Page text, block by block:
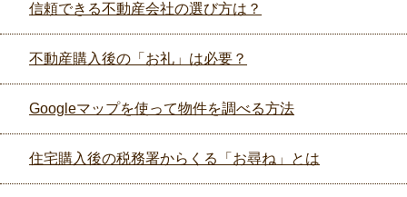
信頼できる不動産会社の選び方は？
不動産購入後の「お礼」は必要？
Googleマップを使って物件を調べる方法
住宅購入後の税務署からくる「お尋ね」とは